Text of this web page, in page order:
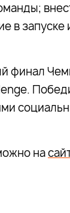
в запуске
финал
на